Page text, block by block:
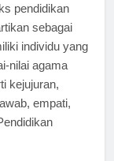
pendidikan
sebagai
individu yang
nilai agama
kejujuran,
empati,